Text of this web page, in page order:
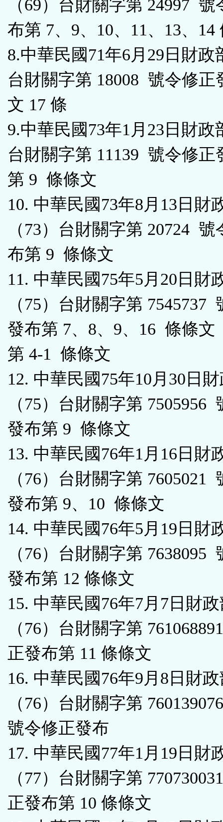
（69）台財關字第 24997
布第 7、9、10、11、13、14
8.中華民國71年6月29日財政
台財關字第 18008 號令修正
文 17 條
9.中華民國73年1月23日財政
台財關字第 11139 號令修正
第 9 條條文
10. 中華民國73年8月13日財
（73）台財關字第 20724
布第 9 條條文
11. 中華民國75年5月20日財
（75）台財關字第 7545737
發布第 7、8、9、16 條條文
第 4-1 條條文
12. 中華民國75年10月30日
（75）台財關字第 7505956
發布第 9 條條文
13. 中華民國76年1月16日財
（76）台財關字第 7605021
發布第 9、10 條條文
14. 中華民國76年5月19日財
（76）台財關字第 7638095
發布第 12 條條文
15. 中華民國76年7月7日財
（76）台財關字第
正發布第 11 條條文
16. 中華民國76年9月8日財
（76）台財關字第
號令修正發布
17. 中華民國77年1月19日財
（77）台財關字第
正發布第 10 條條文